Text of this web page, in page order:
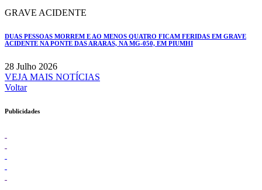
GRAVE ACIDENTE
DUAS PESSOAS MORREM E AO MENOS QUATRO FICAM FERIDAS EM GRAVE
ACIDENTE NA PONTE DAS ARARAS, NA MG-050, EM PIUMHI
28 Julho 2026
VEJA MAIS NOTÍCIAS
Voltar
Publicidades